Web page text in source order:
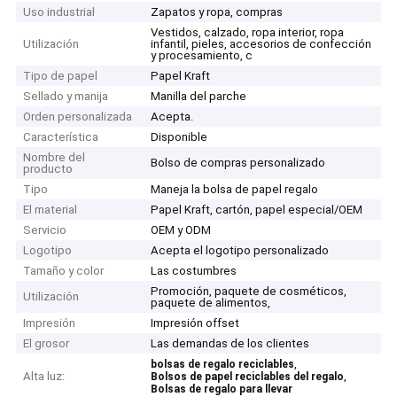
Uso industrial
Zapatos y ropa, compras
Utilización
Vestidos, calzado, ropa interior, ropa
infantil, pieles, accesorios de confección
y procesamiento, c
Tipo de papel
Papel Kraft
Sellado y manija
Manilla del parche
Orden personalizada
Acepta.
Característica
Disponible
Nombre del
producto
Bolso de compras personalizado
Tipo
Maneja la bolsa de papel regalo
El material
Papel Kraft, cartón, papel especial/OEM
Servicio
OEM y ODM
Logotipo
Acepta el logotipo personalizado
Tamaño y color
Las costumbres
Utilización
Promoción, paquete de cosméticos,
paquete de alimentos,
Impresión
Impresión offset
El grosor
Las demandas de los clientes
Alta luz:
bolsas de regalo reciclables,
Bolsos de papel reciclables del regalo,
Bolsas de regalo para llevar